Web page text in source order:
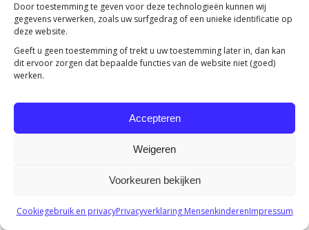
Door toestemming te geven voor deze technologieën kunnen wij
gegevens verwerken, zoals uw surfgedrag of een unieke identificatie op
deze website.
Geeft u geen toestemming of trekt u uw toestemming later in, dan kan
dit ervoor zorgen dat bepaalde functies van de website niet (goed)
werken.
Accepteren
Weigeren
Voorkeuren bekijken
Cookiegebruik en privacyPrivacyverklaring MensenkinderenImpressum